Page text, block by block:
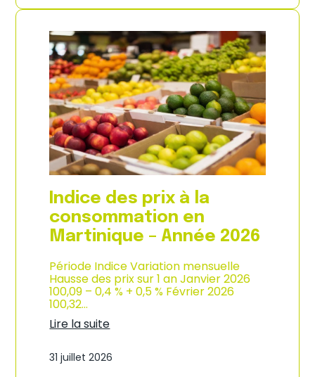
e
o
u
p
e
–
A
n
n
é
e
2
0
2
6
i
e
d
e
s
p
r
i
x
d
e
p
r
o
d
u
c
t
o
n
e
’
m
p
Indice des prix à la
consommation en
Martinique – Année 2026
Période Indice Variation mensuelle
Hausse des prix sur 1 an Janvier 2026
100,09 – 0,4 % + 0,5 % Février 2026
100,32…
Lire la suite
n
31 juillet 2026